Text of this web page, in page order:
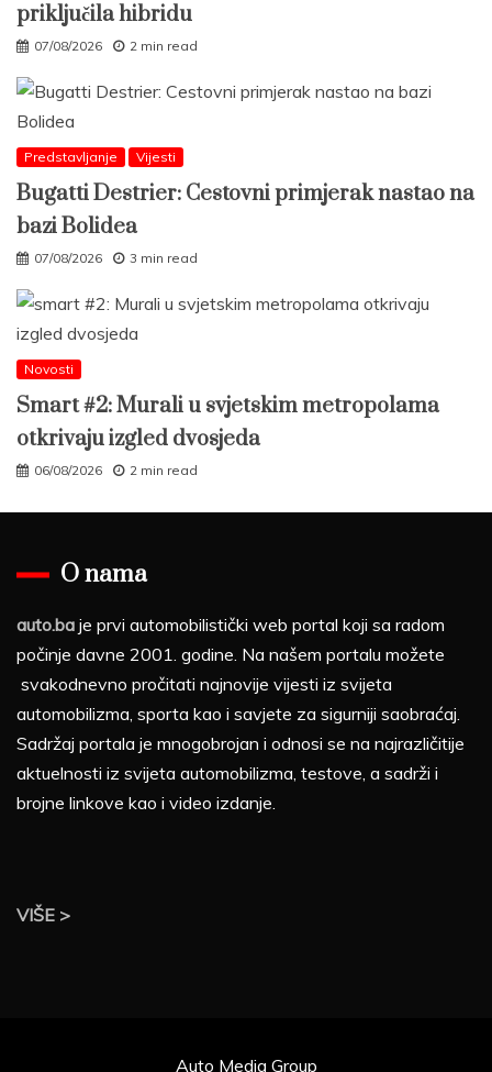
priključila hibridu
07/08/2026 2 min read
Predstavljanje Vijesti
Bugatti Destrier: Cestovni primjerak nastao na
bazi Bolidea
07/08/2026 3 min read
Novosti
Smart #2: Murali u svjetskim metropolama
otkrivaju izgled dvosjeda
06/08/2026 2 min read
O nama
auto.ba je prvi automobilistički web portal koji sa radom
počinje davne 2001. godine. Na našem portalu možete
svakodnevno pročitati najnovije vijesti iz svijeta
automobilizma, sporta kao i savjete za sigurniji saobraćaj.
Sadržaj portala je mnogobrojan i odnosi se na najrazličitije
aktuelnosti iz svijeta automobilizma, testove, a sadrži i
brojne linkove kao i video izdanje.
VIŠE >
Auto Media Group